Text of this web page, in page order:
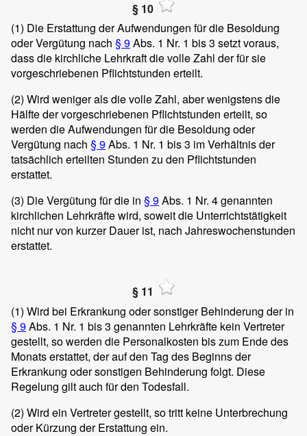
§ 10
(1) Die Erstattung der Aufwendungen für die Besoldung
oder Vergütung nach § 9Abs. 1 Nr. 1 bis 3 setzt voraus,
dass die kirchliche Lehrkraft die volle Zahl der für sie
vorgeschriebenen Pflichtstunden erteilt.
(2) Wird weniger als die volle Zahl, aber wenigstens die
Hälfte der vorgeschriebenen Pflichtstunden erteilt, so
werden die Aufwendungen für die Besoldung oder
Vergütung nach § 9Abs. 1 Nr. 1 bis 3 im Verhältnis der
tatsächlich erteilten Stunden zu den Pflichtstunden
erstattet.
(3) Die Vergütung für die in § 9Abs. 1 Nr. 4 genannten
kirchlichen Lehrkräfte wird, soweit die Unterrichtstätigkeit
nicht nur von kurzer Dauer ist, nach Jahreswochenstunden
erstattet.
§ 11
(1) Wird bei Erkrankung oder sonstiger Behinderung der in
§ 9Abs. 1 Nr. 1 bis 3 genannten Lehrkräfte kein Vertreter
gestellt, so werden die Personalkosten bis zum Ende des
Monats erstattet, der auf den Tag des Beginns der
Erkrankung oder sonstigen Behinderung folgt. Diese
Regelung gilt auch für den Todesfall.
(2) Wird ein Vertreter gestellt, so tritt keine Unterbrechung
oder Kürzung der Erstattung ein.